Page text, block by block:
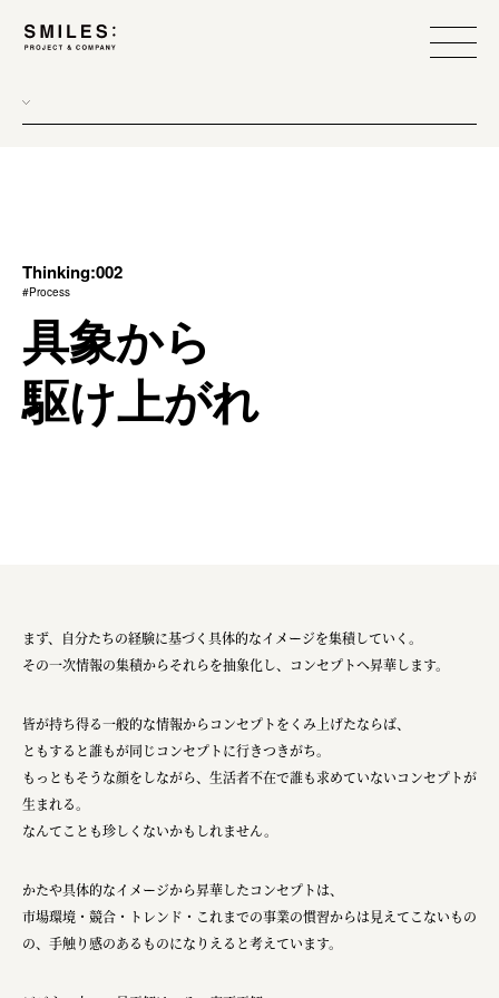
scope
process
team management
method
Thinking:002
#Process
具象から
駆け上がれ
まず、自分たちの経験に基づく具体的なイメージを集積していく。
その一次情報の集積からそれらを抽象化し、コンセプトへ昇華します。
皆が持ち得る一般的な情報からコンセプトをくみ上げたならば、
ともすると誰もが同じコンセプトに行きつきがち。
もっともそうな顔をしながら、生活者不在で誰も求めていないコンセプトが
生まれる。
なんてことも珍しくないかもしれません。
かたや具体的なイメージから昇華したコンセプトは、
市場環境・競合・トレンド・これまでの事業の慣習からは見えてこないもの
の、手触り感のあるものになりえると考えています。